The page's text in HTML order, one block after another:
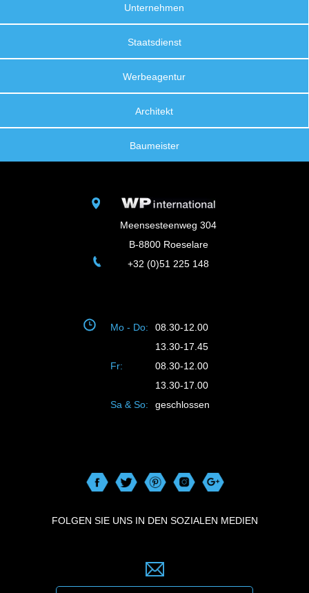
Unternehmen
Staatsdienst
Werbeagentur
Architekt
Baumeister
Meensesteenweg 304
B-8800 Roeselare
+32 (0)51 225 148
Mo - Do:
08.30-12.00
13.30-17.45
Fr:
08.30-12.00
13.30-17.00
Sa & So:
geschlossen
FOLGEN SIE UNS IN DEN SOZIALEN MEDIEN